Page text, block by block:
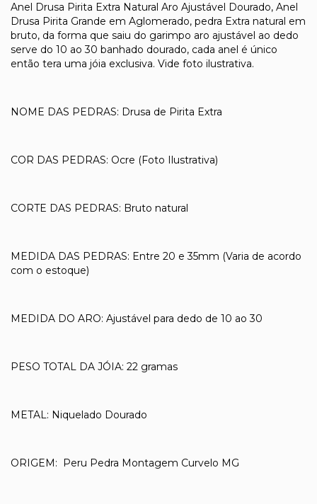
Anel Drusa Pirita Extra Natural Aro Ajustável Dourado, Anel
Drusa Pirita Grande em Aglomerado, pedra Extra natural em
bruto, da forma que saiu do garimpo aro ajustável ao dedo
serve do 10 ao 30 banhado dourado, cada anel é único
então tera uma jóia exclusiva. Vide foto ilustrativa.
NOME DAS PEDRAS: Drusa de Pirita Extra
COR DAS PEDRAS: Ocre (Foto Ilustrativa)
CORTE DAS PEDRAS: Bruto natural
MEDIDA DAS PEDRAS: Entre 20 e 35mm (Varia de acordo
com o estoque)
MEDIDA DO ARO: Ajustável para dedo de 10 ao 30
PESO TOTAL DA JÓIA: 22 gramas
METAL: Niquelado Dourado
ORIGEM: Peru Pedra Montagem Curvelo MG